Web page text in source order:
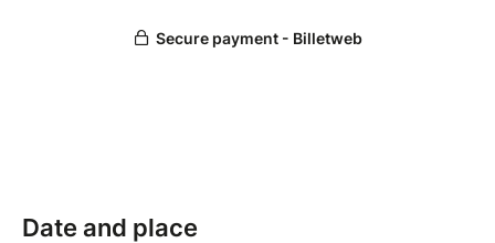
30€. Les repas sont partagés en mode auberge
Date and place